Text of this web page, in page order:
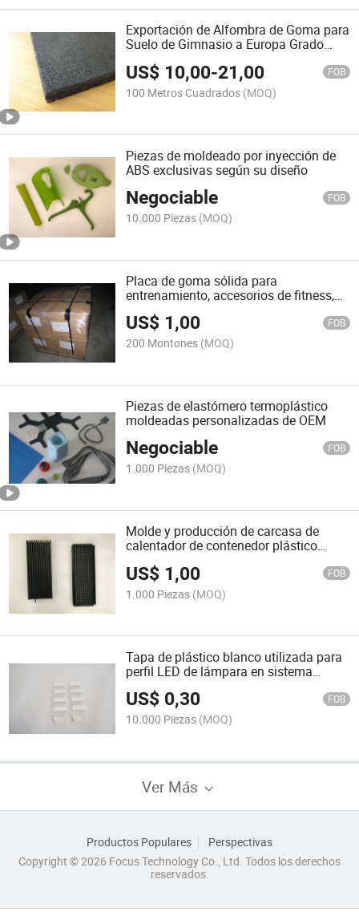
Exportación de Alfombra de Goma para
Suelo de Gimnasio a Europa Grado
Certificado
US$ 10,00-21,00 FOB
100 Metros Cuadrados (MOQ)
Piezas de moldeado por inyección de
ABS exclusivas según su diseño
Negociable FOB
10.000 Piezas (MOQ)
Placa de goma sólida para
entrenamiento, accesorios de fitness,
fábrica
US$ 1,00 FOB
200 Montones (MOQ)
Piezas de elastómero termoplástico
moldeadas personalizadas de OEM
Negociable FOB
1.000 Piezas (MOQ)
Molde y producción de carcasa de
calentador de contenedor plástico
fabricación de parte superior e inferior
US$ 1,00 FOB
1.000 Piezas (MOQ)
Tapa de plástico blanco utilizada para
perfil LED de lámpara en sistema
modular LED lineal
US$ 0,30 FOB
10.000 Piezas (MOQ)
Ver Más
Productos Populares
Perspectivas
Copyright © 2026 Focus Technology Co., Ltd. Todos los derechos
reservados.